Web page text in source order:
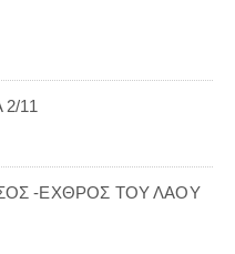
11
-ΕΧΘΡΟΣ ΤΟΥ ΛΑΟΥ